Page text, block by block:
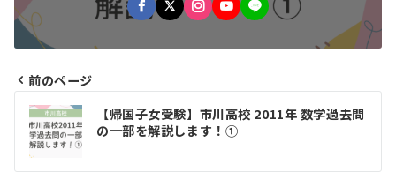
投
稿
ナ
前のページ
【帰国子女受験】市川高校 2011年 数学過去問
の一部を解説します！①